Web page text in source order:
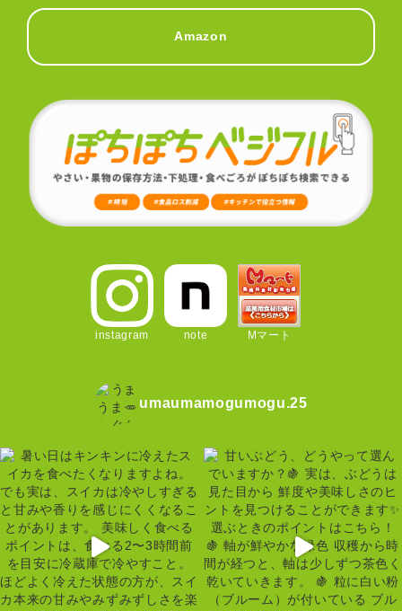
Amazon
instagram note Mマート
umaumamogumogu.25